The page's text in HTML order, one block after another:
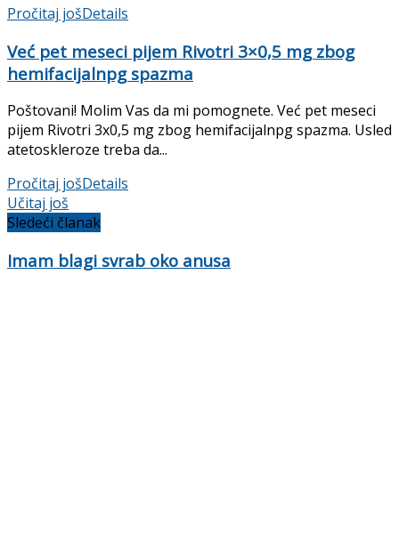
Pročitaj jošDetails
Već pet meseci pijem Rivotri 3×0,5 mg zbog
hemifacijalnpg spazma
Poštovani! Molim Vas da mi pomognete. Već pet meseci
pijem Rivotri 3x0,5 mg zbog hemifacijalnpg spazma. Usled
atetoskleroze treba da...
Pročitaj jošDetails
Učitaj još
Sledeći članak
Imam blagi svrab oko anusa